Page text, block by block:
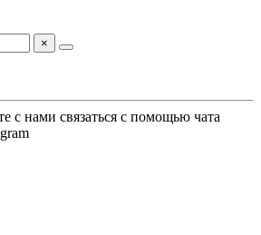
×
с нами связаться с помощью чата